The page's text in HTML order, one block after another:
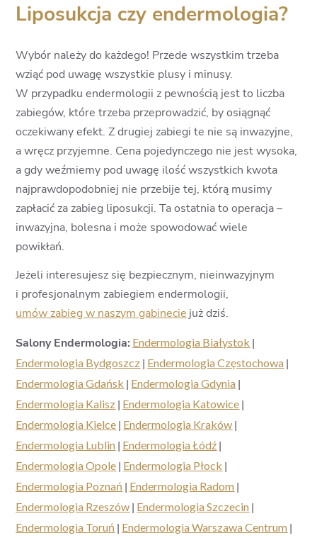
Liposukcja czy endermologia?
Wybór należy do każdego! Przede wszystkim trzeba
wziąć pod uwagę wszystkie plusy i minusy.
W przypadku endermologii z pewnością jest to liczba
zabiegów, które trzeba przeprowadzić, by osiągnąć
oczekiwany efekt. Z drugiej zabiegi te nie są inwazyjne,
a wręcz przyjemne. Cena pojedynczego nie jest wysoka,
a gdy weźmiemy pod uwagę ilość wszystkich kwota
najprawdopodobniej nie przebije tej, którą musimy
zapłacić za zabieg liposukcji. Ta ostatnia to operacja –
inwazyjna, bolesna i może spowodować wiele
powikłań.
Jeżeli interesujesz się bezpiecznym, nieinwazyjnym
i profesjonalnym zabiegiem endermologii,
umów zabieg w naszym gabinecie już dziś.
Salony Endermologia: Endermologia Białystok |
Endermologia Bydgoszcz | Endermologia Częstochowa |
Endermologia Gdańsk | Endermologia Gdynia |
Endermologia Kalisz | Endermologia Katowice |
Endermologia Kielce | Endermologia Kraków |
Endermologia Lublin | Endermologia Łódź |
Endermologia Opole | Endermologia Płock |
Endermologia Poznań | Endermologia Radom |
Endermologia Rzeszów | Endermologia Szczecin |
Endermologia Toruń | Endermologia Warszawa Centrum |